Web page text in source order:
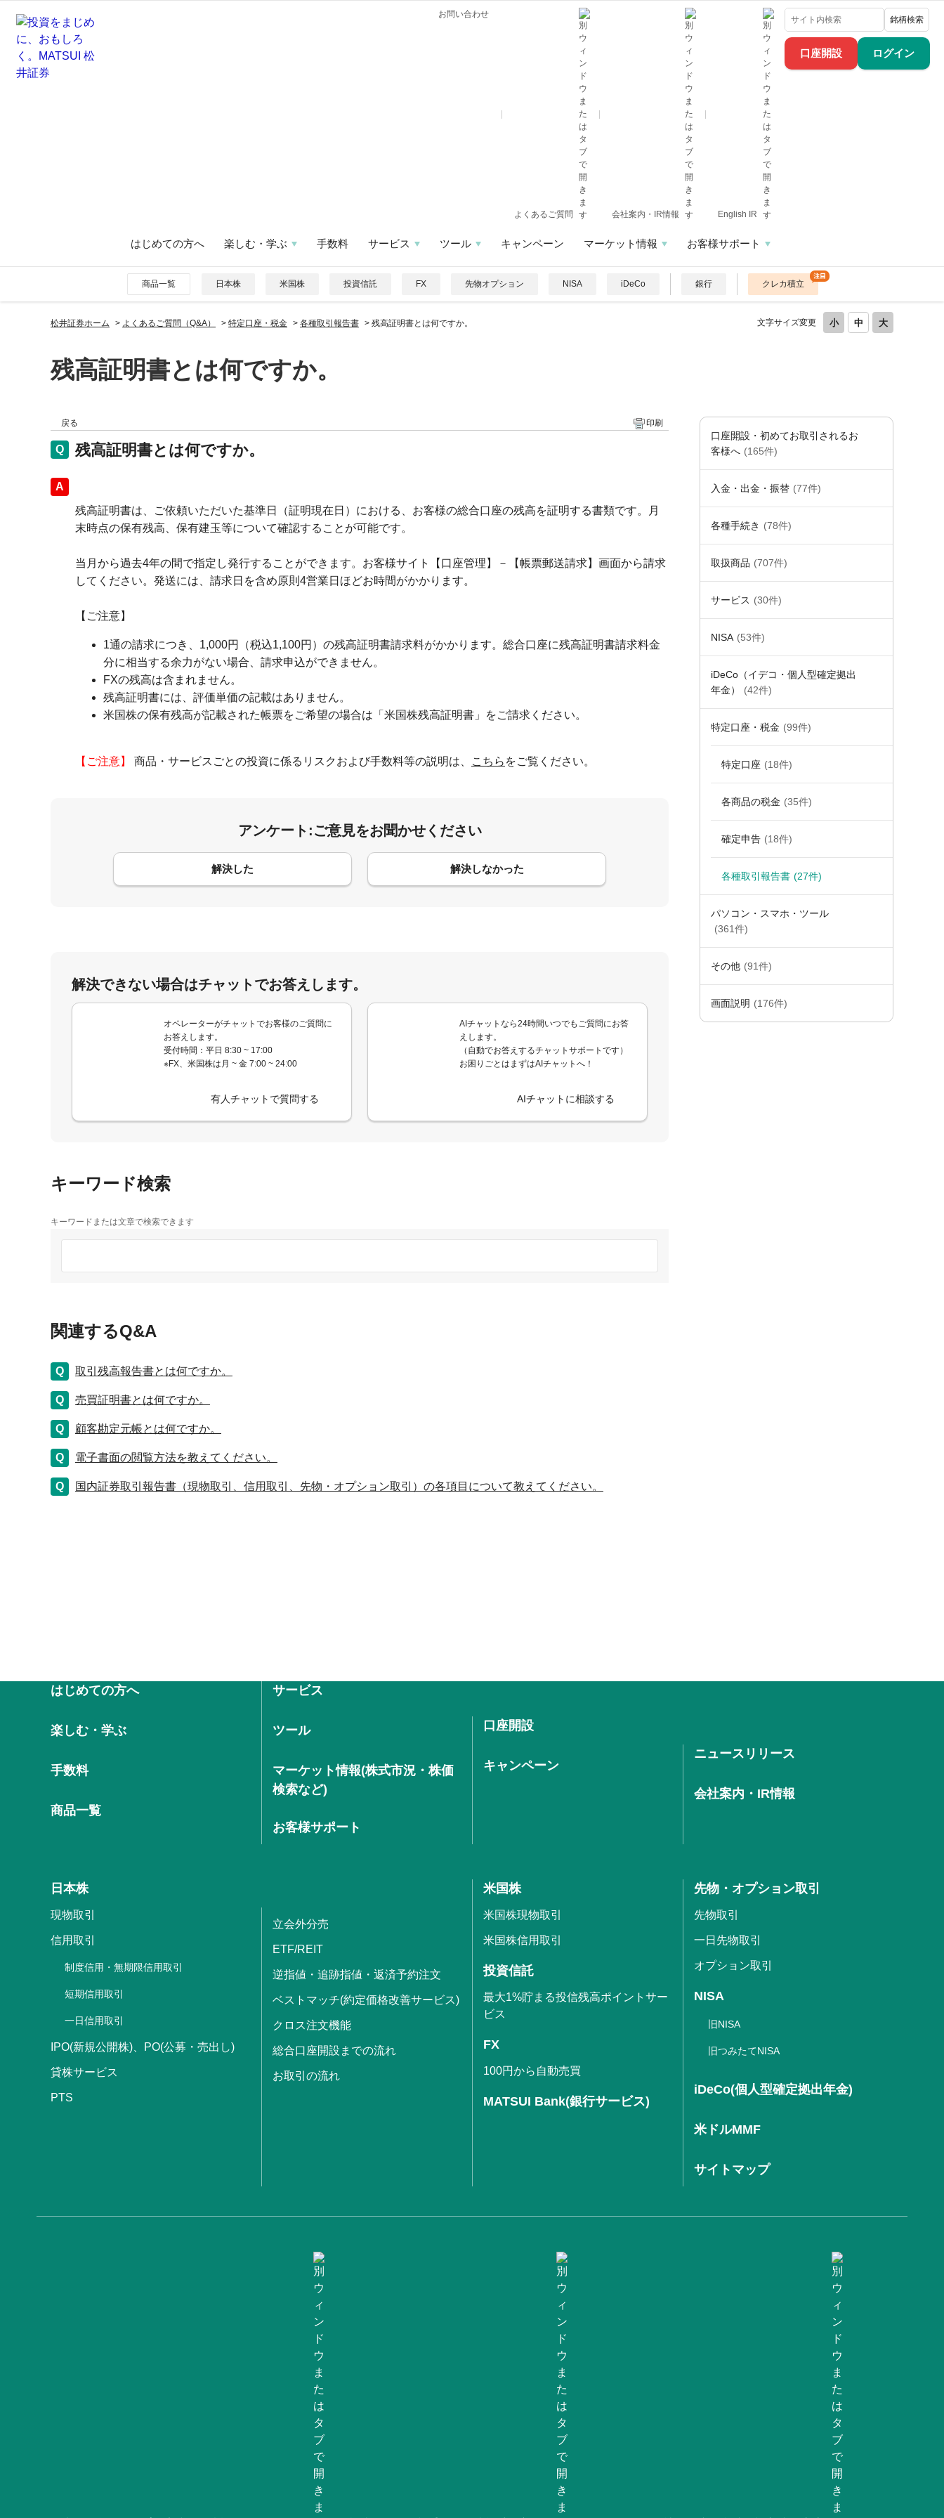
口座開設 ログイン
お問い合わせ
よくあるご質問 会社案内・IR情報 English IR
銘柄検索
はじめての方へ 楽しむ・学ぶ 手数料 サービス ツール キャンペーン マーケット情報 お客様サポート
商品一覧 日本株 米国株 投資信託 FX 先物オプション NISA iDeCo 銀行 クレカ積立
文字サイズ変更
松井証券ホーム > よくあるご質問（Q&A） > 特定口座・税金 > 各種取引報告書 > 残高証明書とは何ですか。
残高証明書とは何ですか。
口座開設・初めてお取引されるお
客様へ (165件)
入金・出金・振替 (77件)
各種手続き (78件)
取扱商品 (707件)
サービス (30件)
NISA (53件)
iDeCo（イデコ・個人型確定拠出
年金）
(42件)
特定口座・税金 (99件)
特定口座 (18件)
各商品の税金 (35件)
確定申告 (18件)
各種取引報告書 (27件)
パソコン・スマホ・ツール
(361件)
その他 (91件)
画面説明 (176件)
戻る 印刷
残高証明書とは何ですか。
回答
残高証明書は、ご依頼いただいた基準日（証明現在日）における、お客様の総合口座の残高を証明する書類です。月
末時点の保有残高、保有建玉等について確認することが可能です。
当月から過去4年の間で指定し発行することができます。お客様サイト【口座管理】－【帳票郵送請求】画面から請求
してください。発送には、請求日を含め原則4営業日ほどお時間がかかります。
【ご注意】
1通の請求につき、1,000円（税込1,100円）の残高証明書請求料がかかります。総合口座に残高証明書請求料金
分に相当する余力がない場合、請求申込ができません。
FXの残高は含まれません。
残高証明書には、評価単価の記載はありません。
米国株の保有残高が記載された帳票をご希望の場合は「米国株残高証明書」をご請求ください。
【ご注意】 商品・サービスごとの投資に係るリスクおよび手数料等の説明は、 こちら をご覧ください。
アンケート:ご意見をお聞かせください
解決した 解決しなかった
コメント
解決できない場合はチャットでお答えします。
オペレーターがチャットでお客様のご質問に
お答えします。
受付時間：平日 8:30 ~ 17:00
※FX、米国株は月 ~ 金 7:00 ~ 24:00
有人チャットで質問する
AIチャットなら24時間いつでもご質問にお答
えします。
（自動でお答えするチャットサポートです）
お困りごとはまずはAIチャットへ！
AIチャットに相談する
キーワード検索
キーワードまたは文章で検索できます
関連するQ&A
取引残高報告書とは何ですか。
売買証明書とは何ですか。
顧客勘定元帳とは何ですか。
電子書面の閲覧方法を教えてください。
国内証券取引報告書（現物取引、信用取引、先物・オプション取引）の各項目について教えてください。
はじめての方へ
楽しむ・学ぶ
手数料
商品一覧
サービス
ツール
マーケット情報(株式市況・株価
検索など)
お客様サポート
口座開設
キャンペーン
ニュースリリース
会社案内・IR情報
日本株
現物取引
信用取引
制度信用・無期限信用取引
短期信用取引
一日信用取引
IPO(新規公開株)、PO(公募・売出し)
貸株サービス
PTS
立会外分売
ETF/REIT
逆指値・追跡指値・返済予約注文
ベストマッチ(約定価格改善サービス)
クロス注文機能
総合口座開設までの流れ
お取引の流れ
米国株
米国株現物取引
米国株信用取引
投資信託
最大1%貯まる投信残高ポイントサー
ビス
FX
100円から自動売買
MATSUI Bank(銀行サービス)
先物・オプション取引
先物取引
一日先物取引
オプション取引
NISA
旧NISA
旧つみたてNISA
iDeCo(個人型確定拠出年金)
米ドルMMF
サイトマップ